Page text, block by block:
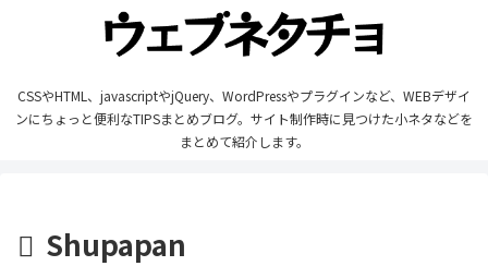
CSSやHTML、javascriptやjQuery、WordPressやプラグインなど、WEBデザイ
ンにちょっと便利なTIPSまとめブログ。サイト制作時に見つけた小ネタなどを
まとめて紹介します。
Shupapan